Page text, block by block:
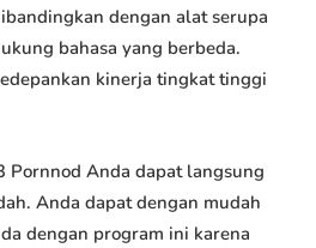
dengan alat serupa
bahasa yang berbeda.
kinerja tingkat tinggi
Pornnod Anda dapat langsung
Anda dapat dengan mudah
dengan program ini karena